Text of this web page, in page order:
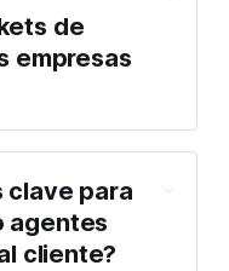
de
empresas
clave para
agentes
cliente?